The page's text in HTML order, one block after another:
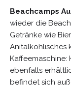
Beachcamps
wieder die
Getränke wie
Anitalkohlisches
Kaffeemaschine:
ebenfalls
befindet sich